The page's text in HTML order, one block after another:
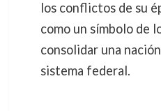
los conflictos de su
como un símbolo de
consolidar una
sistema federal.